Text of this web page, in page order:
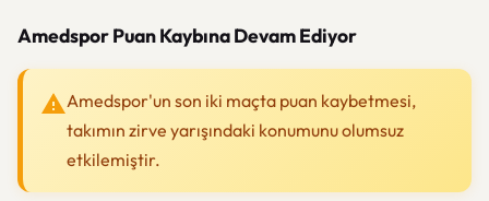
Amedspor Puan Kaybına Devam Ediyor
Amedspor'un son iki maçta puan kaybetmesi,
takımın zirve yarışındaki konumunu olumsuz
etkilemiştir.